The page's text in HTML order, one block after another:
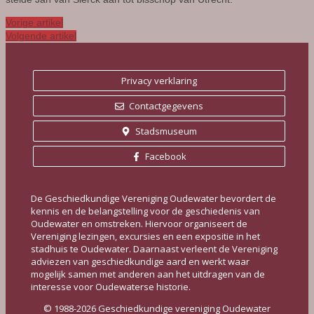
Vorige artikel
Volgende artikel
Privacy verklaring
Contactgegevens
Stadsmuseum
Facebook
De Geschiedkundige Vereniging Oudewater bevordert de
kennis en de belangstelling voor de geschiedenis van
Oudewater en omstreken. Hiervoor organiseert de
Vereniging lezingen, excursies en een expositie in het
stadhuis te Oudewater. Daarnaast verleent de Vereniging
adviezen van geschiedkundige aard en werkt waar
mogelijk samen met anderen aan het uitdragen van de
interesse voor Oudewaterse historie.
© 1988-2026 Geschiedkundige vereniging Oudewater